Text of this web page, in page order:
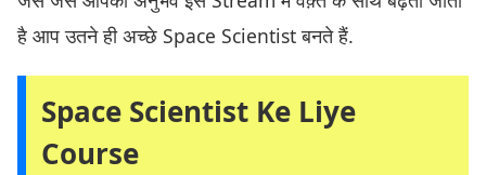
है आप उतने ही अच्छे Space Scientist बनते हैं.
Space Scientist Ke Liye
Course